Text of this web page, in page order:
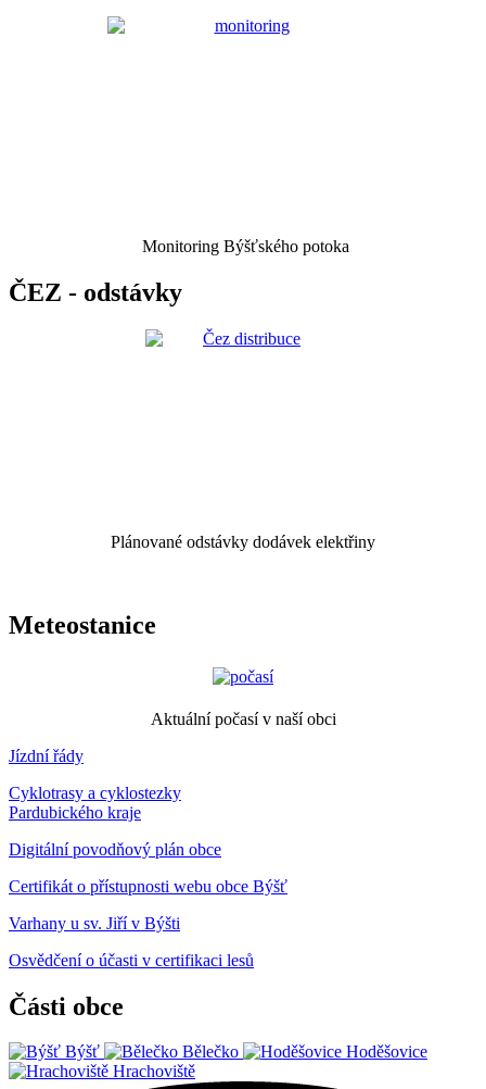
Monitoring Býšťského potoka
ČEZ - odstávky
Plánované odstávky dodávek elektřiny
Meteostanice
Aktuální počasí v naší obci
Jízdní řády
Cyklotrasy a cyklostezky
Pardubického kraje
Digitální povodňový plán obce
Certifikát o přístupnosti webu obce Býšť
Varhany u sv. Jiří v Býšti
Osvědčení o účasti v certifikaci lesů
Části obce
Býšť Bělečko
Hoděšovice
Hrachoviště